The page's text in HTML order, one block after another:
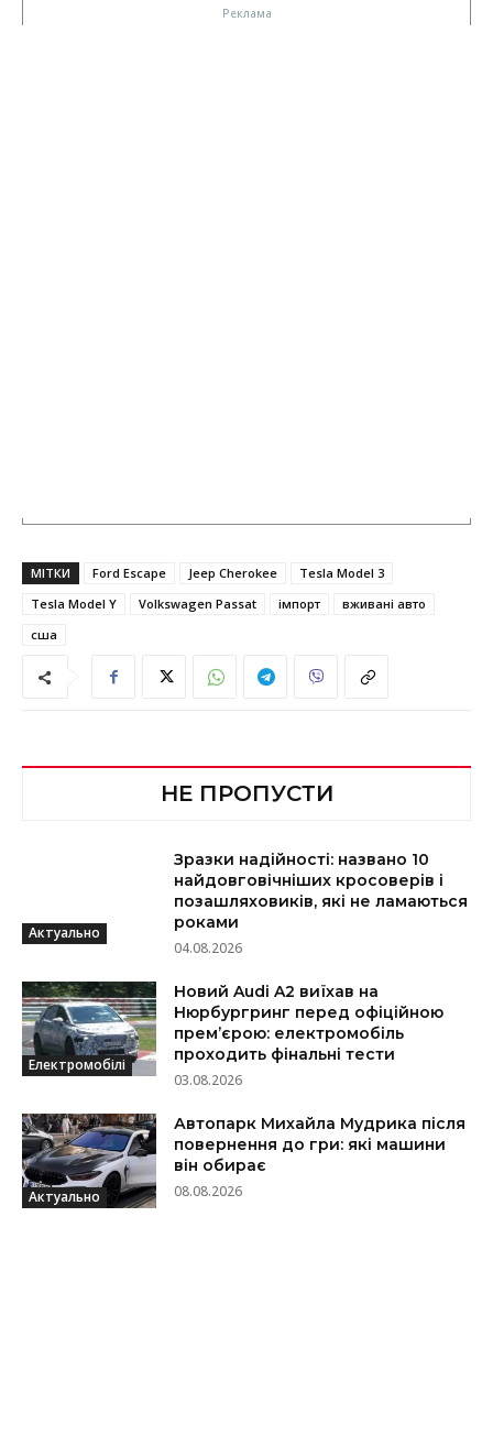
МІТКИ Ford Escape Jeep Cherokee
Tesla Model 3
Tesla Model Y
Volkswagen Passat імпорт
вживані авто
сша
НЕ ПРОПУСТИ
Актуально
Зразки надійності: названо 10
найдовговічніших кросоверів і
позашляховиків, які не ламаються
роками
04.08.2026
Електромобілі
Новий Audi A2 виїхав на
Нюрбургринг перед офіційною
прем’єрою: електромобіль
проходить фінальні тести
03.08.2026
Актуально
Автопарк Михайла Мудрика після
повернення до гри: які машини
він обирає
08.08.2026